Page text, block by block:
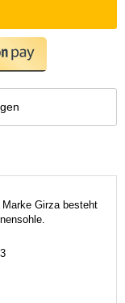
Marke Girza besteht